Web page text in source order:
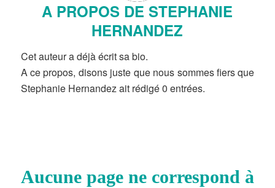
A PROPOS DESTEPHANIE
HERNANDEZ
Cet auteur a déjà écrit sa bio.
A ce propos, disons juste que nous sommes fiers que
Stephanie Hernandez ait rédigé 0 entrées.
Aucune page ne correspond à